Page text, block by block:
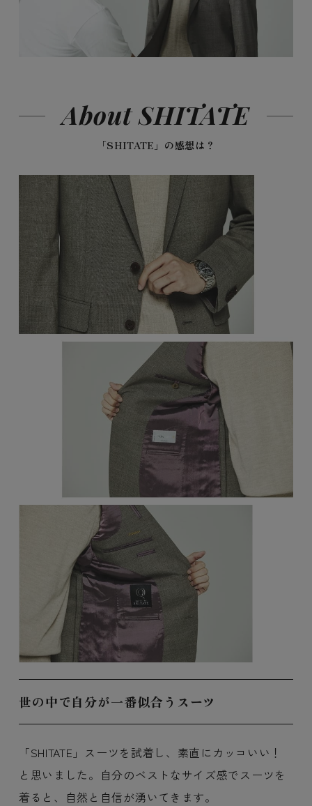
About SHITATE
「SHITATE」の感想は？
世の中で自分が一番似合うスーツ
「SHITATE」スーツを試着し、素直にカッコいい！
と思いました。自分のベストなサイズ感でスーツを
着ると、自然と自信が湧いてきます。